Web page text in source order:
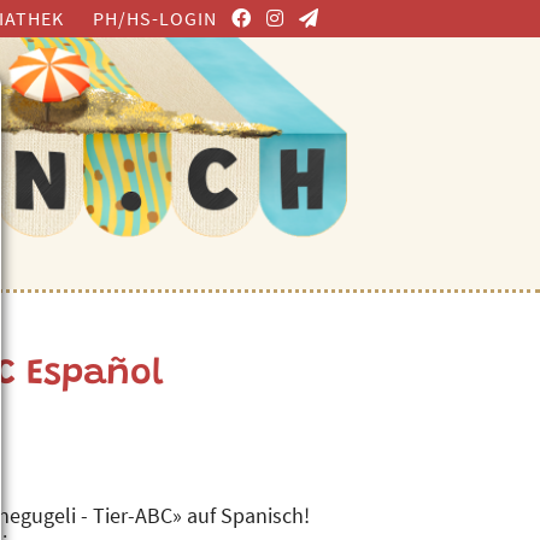
PH/HS-LOGIN
Español
- Tier-ABC» auf Spanisch!